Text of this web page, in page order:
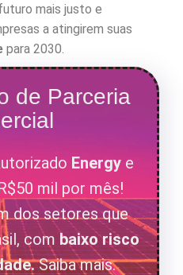
mais justo e
a atingirem suas
para 2030.
de Parceria
Energy e
mil por mês!
dos setores que
com baixo risco
Saiba mais.